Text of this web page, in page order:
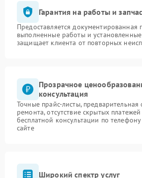
Гарантия на работы и
Предоставляется документированная
выполненные работы и установленные
защищает клиента от повторных
Прозрачное
консультация
Точные прайс-листы, предварительная
ремонта, отсутствие скрытых
бесплатной консультации по
сайте
Широкий спектр услуг